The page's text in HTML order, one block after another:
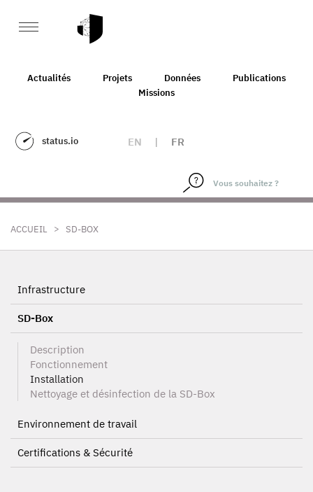
Actualités Projets Données
Publications
Missions
status.io EN | FR
ACCUEIL > SD-BOX
Infrastructure
SD-Box
Description
Fonctionnement
Installation
Nettoyage et désinfection de la SD-Box
Environnement de travail
Certifications & Sécurité